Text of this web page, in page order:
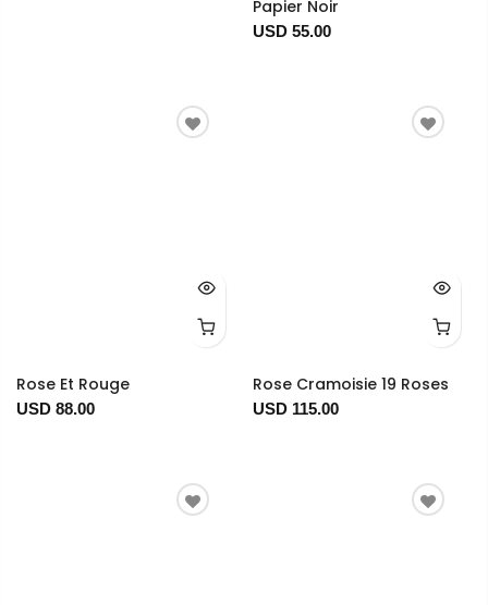
Papier Noir
USD 55.00
Rose Et Rouge
USD 88.00
Rose Cramoisie 19 Roses
USD 115.00